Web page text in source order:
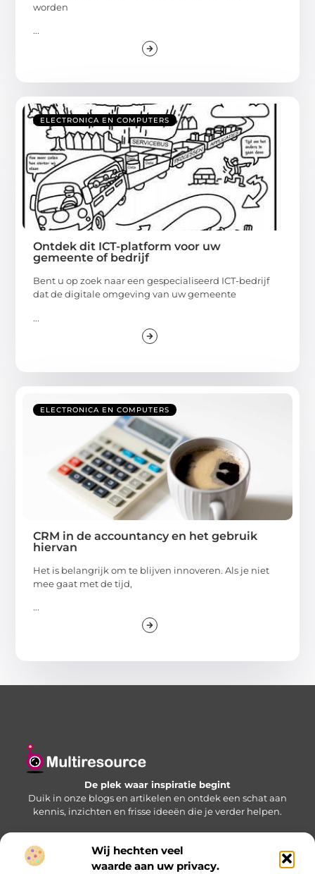
Wij hechten veel
waarde aan uw privacy.
worden
...
ELECTRONICA EN COMPUTERS
Ontdek dit ICT-platform voor uw
gemeente of bedrijf
Bent u op zoek naar een gespecialiseerd ICT-bedrijf
dat de digitale omgeving van uw gemeente
...
ELECTRONICA EN COMPUTERS
CRM in de accountancy en het gebruik
hiervan
Het is belangrijk om te blijven innoveren. Als je niet
mee gaat met de tijd,
...
De plek waar inspiratie begint
Duik in onze blogs en artikelen en ontdek een schat aan
kennis, inzichten en frisse ideeën die je verder helpen.
Bericht categorie